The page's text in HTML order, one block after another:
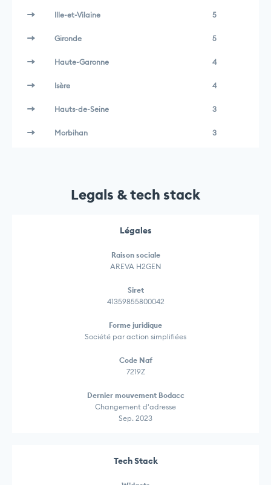
Ille-et-Vilaine 5
Gironde 5
Haute-Garonne 4
Isère 4
Hauts-de-Seine 3
Morbihan 3
Legals & tech stack
Légales
Raison sociale
AREVA H2GEN
Siret
41359855800042
Forme juridique
Société par action simplifiées
Code Naf
7219Z
Dernier mouvement Bodacc
Changement d'adresse
Sep. 2023
Tech Stack